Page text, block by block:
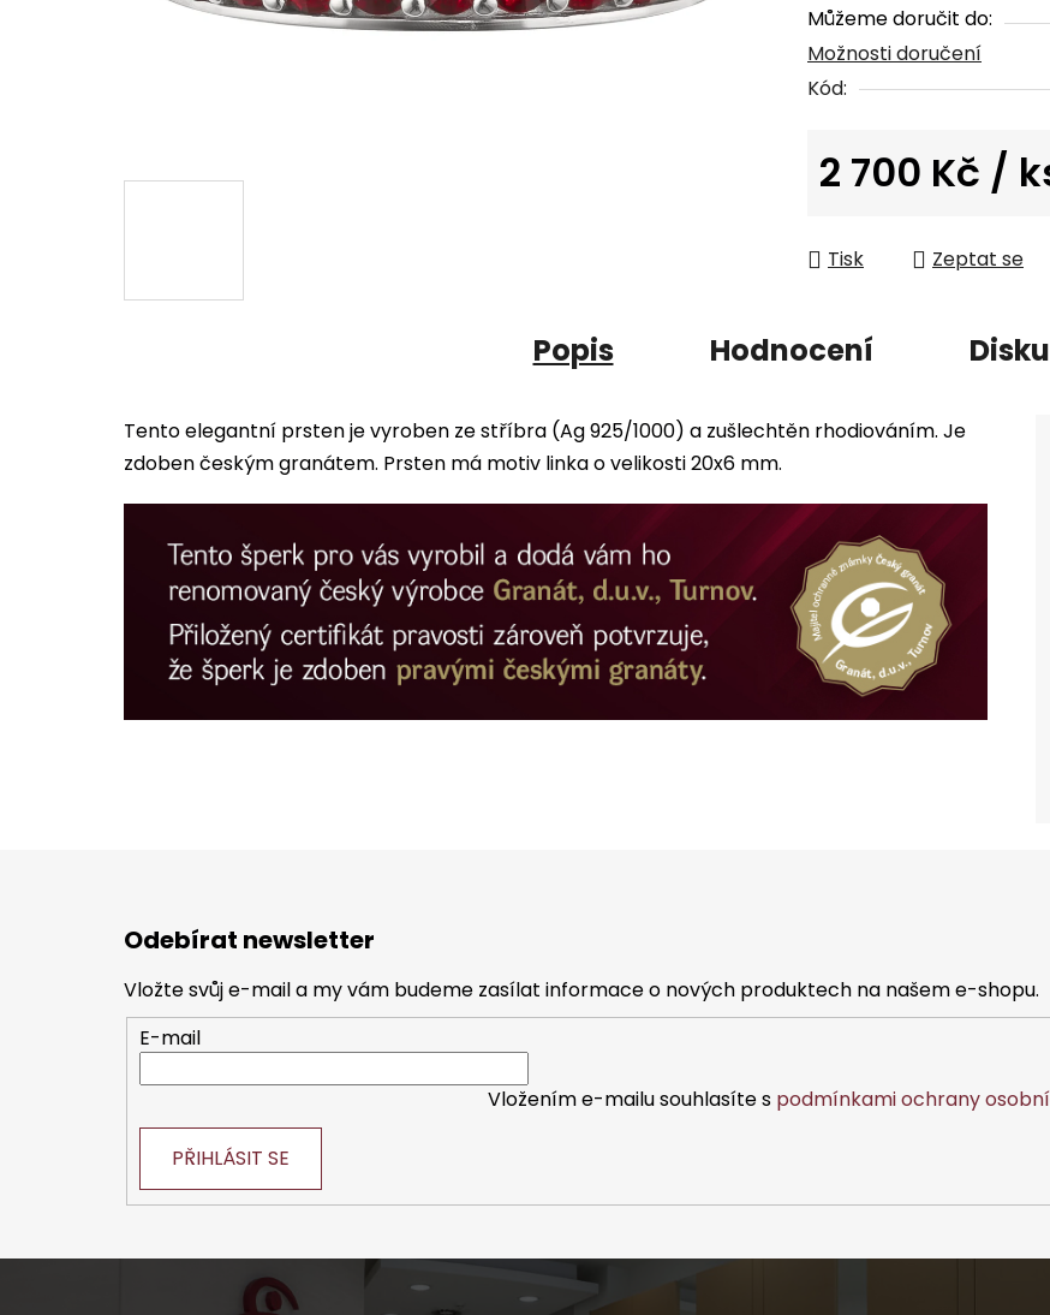
5
hvězdiček.
Můžeme doručit do:
Možnosti doručení
Kód:
2 700 Kč /
Tisk Zeptat se
Popis Hodnocení
Tento elegantní prsten je vyroben ze stříbra (Ag 925/1000) a zušlechtěn rhodiováním. Je
zdoben českým granátem. Prsten má motiv linka o velikosti 20x6 mm.
Odebírat newsletter
Vložte svůj e-mail a my vám budeme zasílat informace o nových produktech na našem e-shopu.
E-mail
Vložením e-mailu souhlasíte s podmínkami ochrany
PŘIHLÁSIT SE